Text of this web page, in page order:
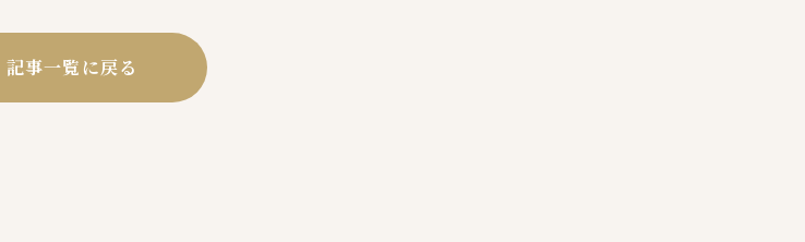
記事一覧に戻る